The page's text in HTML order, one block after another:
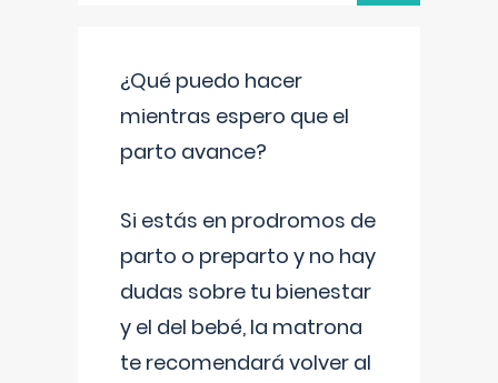
¿Qué puedo hacer
mientras espero que el
parto avance?
Si estás en prodromos de
parto o preparto y no hay
dudas sobre tu bienestar
y el del bebé, la matrona
te recomendará volver al